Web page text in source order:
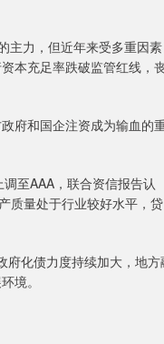
力，但近年来受多重因素
本充足率跌破监管红线，
府和国企注资成为输血的
至AAA，联合资信报告认
质量处于行业较好水平，贷
化债力度持续加大，地方
境。